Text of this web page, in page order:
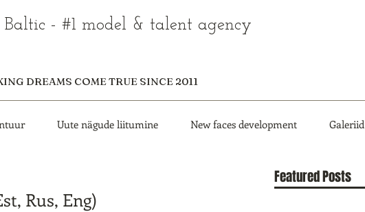
Baltic - #1 model & talent agency
DREAMS COME TRUE SINCE 2011
Uute nägude liitumine New faces development Galeriid
Rus, Eng)
Featured Posts